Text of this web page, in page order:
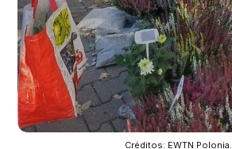
Créditos: EWTN Polonia.